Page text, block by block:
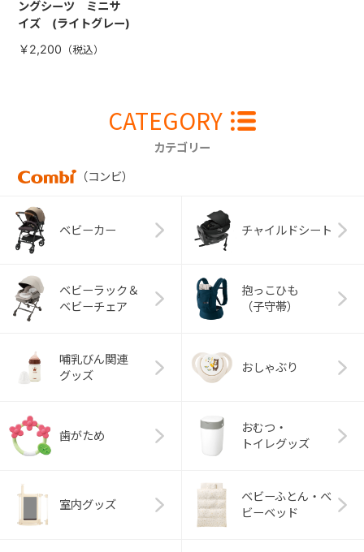
ングシーツ ミニサ
イズ (ライトグレー)
￥2,200
CATEGORY
カテゴリー
（コンビ）
ベビーカー チャイルドシート
ベビーラック＆
ベビーチェア
抱っこひも
（子守帯）
哺乳びん関連
グッズ
おしゃぶり
歯がため
おむつ・
トイレグッズ
室内グッズ
ベビーふとん・ベ
ビーベッド